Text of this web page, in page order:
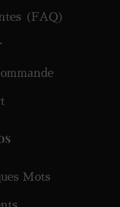
(FAQ)
Mots